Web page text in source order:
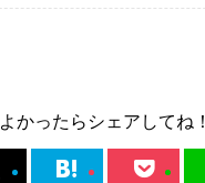
よかったらシェアしてね！